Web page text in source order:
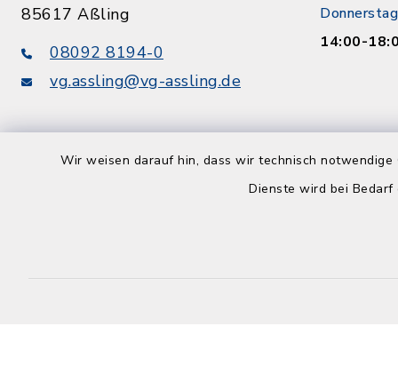
Wir weisen darauf hin, dass wir technisch
Dienste wird bei
85617 Aßling
08092 8194-0
vg.assling@vg-assling.de
14:00-